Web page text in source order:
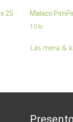
25
Malaco
10 kr
Läs mera &